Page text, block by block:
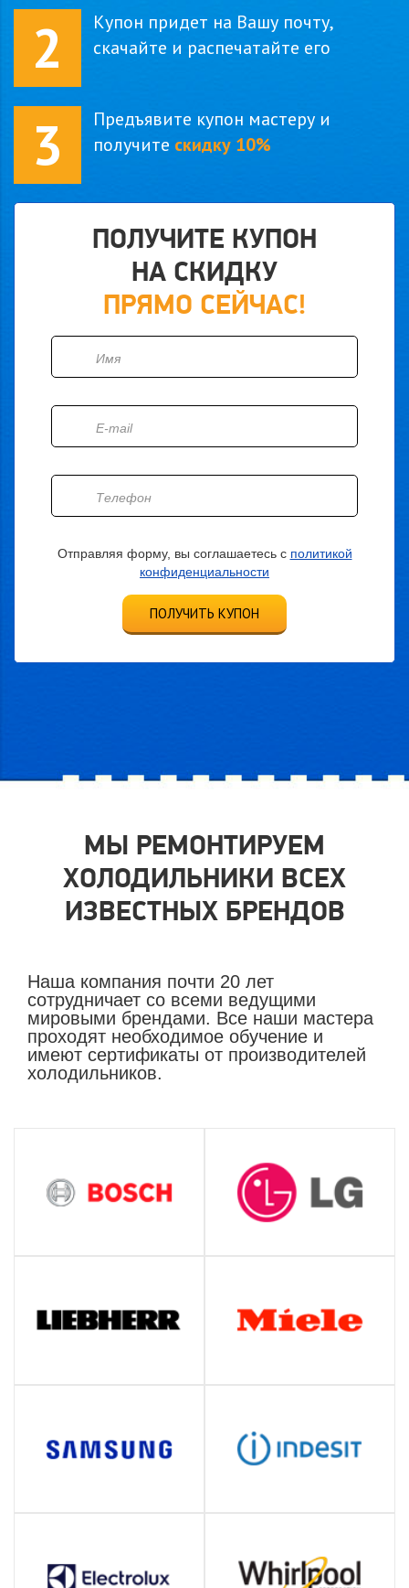
2
Купон придет на Вашу почту,
скачайте и распечатайте его
3
Предъявите купон мастеру и
получите скидку 10%
ПОЛУЧИТЕ КУПОН
НА СКИДКУ
ПРЯМО СЕЙЧАС!
Отправляя форму, вы соглашаетесь с политикой
конфиденциальности
ПОЛУЧИТЬ КУПОН
МЫ РЕМОНТИРУЕМ
ХОЛОДИЛЬНИКИ ВСЕХ
ИЗВЕСТНЫХ БРЕНДОВ
Наша компания почти 20 лет
сотрудничает со всеми ведущими
мировыми брендами. Все наши мастера
проходят необходимое обучение и
имеют сертификаты от производителей
холодильников.